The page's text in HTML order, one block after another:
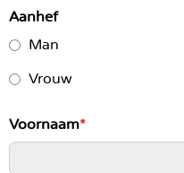
h
o
d
Aanhef
Man
Vrouw
Voornaam*